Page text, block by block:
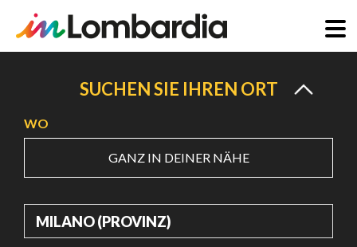
SUCHEN SIE IHREN ORT
WO
GANZ IN DEINER NÄHE
WO